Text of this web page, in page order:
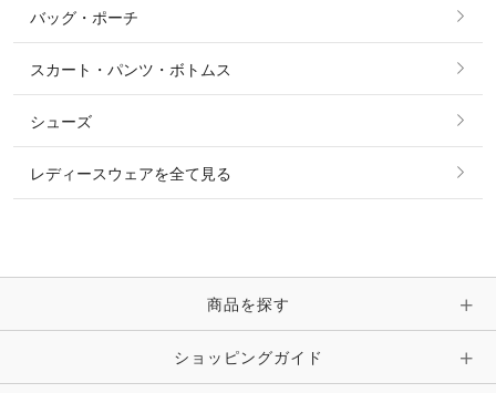
シャツ・ブラウス・ワンピース
ソックス
ベルト
時計・財布・キーケース・革小物
キーホルダー・チャーム・ストラップ
すべてのアクセサリー
リング
ピアス・イヤリング
ピン・ブローチ・コサージュ
その他 アクセサリー
バッグ・ポーチ
スカート・パンツ・ボトムス
シューズ
レディースウェアを全て見る
商品を探す
ショッピングガイド